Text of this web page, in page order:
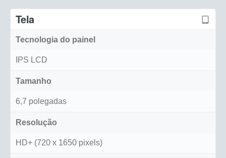
Tela
Tecnologia do painel
IPS LCD
Tamanho
6,7 polegadas
Resolução
HD+ (720 x 1650 pixels)